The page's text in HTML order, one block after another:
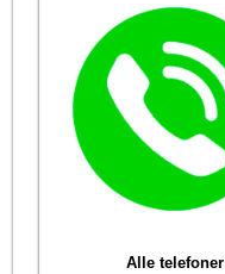
Alle telefoner